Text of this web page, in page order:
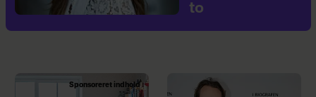
to
Sponsoreret indhold